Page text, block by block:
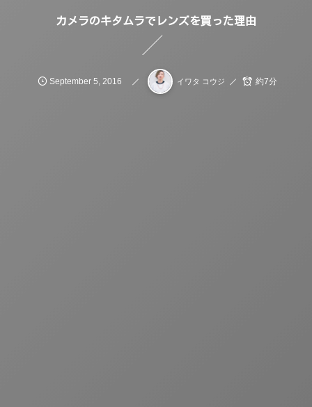
カメラのキタムラでレンズを買った理由
September 5 2016 イワタ コウジ 約7分